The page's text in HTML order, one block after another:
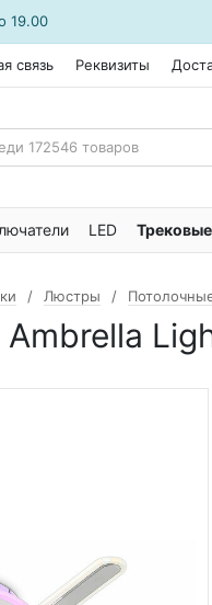
19.00
связь Реквизиты
LED Трековые
Люстры